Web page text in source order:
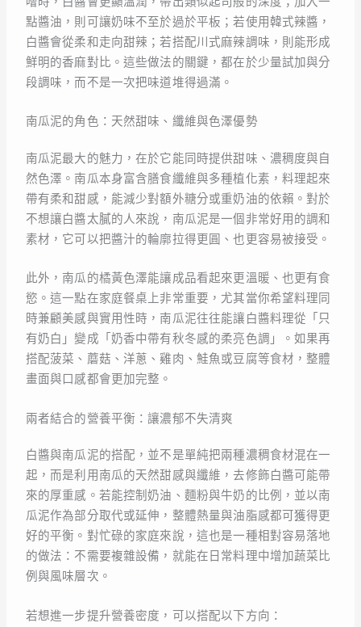
點醬油，則可讓奶味不至於過於平板；若使用韓式辣醬，
白醬會從柔和走向甜辣；若搭配川式麻辣調味，則能形成
鮮明的香麻對比。這些做法的關鍵，都在於少量試加與分
段調味，而不是一次把味道堆得過滿。
南瓜泥的角色：天然甜味、纖維與色澤優勢
南瓜泥最大的魅力，在於它能同時提供甜味、濃稠度與自
然色澤。南瓜本身富含膳食纖維與多種植化素，料理起來
帶有柔和甜感，能減少對額外糖分或重奶油的依賴。對於
不想讓白醬太膩的人來說，南瓜泥是一個非常好用的調和
素材，它可以把醬汁的輪廓拉得更圓、也更容易被接受。
此外，南瓜的橘黃色澤能讓成品看起來更溫暖、也更有食
慾。這一點在家庭餐桌上非常重要，尤其當你希望料理同
時兼顧美感與實用性時，南瓜泥往往能讓白醬料理從「只
有奶白」變成「奶香中帶有秋冬感的柔亮色調」。如果再
搭配菠菜、蘑菇、洋蔥、雞肉、鮭魚或豆腐等食材，整體
畫面與口感都會更加完整。
兩者結合的營養平衡：讓濃郁不失清爽
白醬與南瓜泥的搭配，並不是單純把兩種濃稠食材混在一
起，而是利用南瓜的天然甜感與纖維，去修飾白醬可能帶
來的厚重感。若能控制奶油、麵粉與牛奶的比例，並以南
瓜泥作為部分取代或延伸，整體熱量與油脂感都可獲得更
好的平衡。對忙碌的家庭來說，這也是一種相對容易落地
的做法：不需要複雜設備，就能在日常料理中增加蔬菜比
例與風味層次。
若想進一步提升營養密度，可以搭配以下方向：